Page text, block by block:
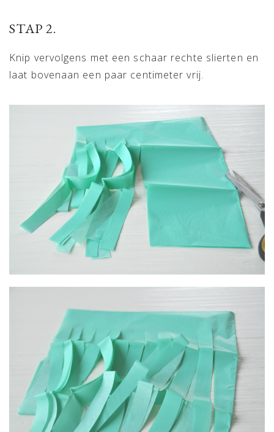
STAP 2.
Knip vervolgens met een schaar rechte slierten en
laat bovenaan een paar centimeter vrij.